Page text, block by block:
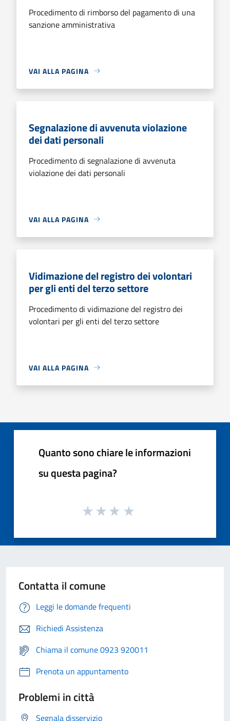
Procedimento di rimborso del pagamento di una
sanzione amministrativa
VAI ALLA PAGINA
Segnalazione di avvenuta violazione
dei dati personali
Procedimento di segnalazione di avvenuta
violazione dei dati personali
VAI ALLA PAGINA
Vidimazione del registro dei volontari
per gli enti del terzo settore
Procedimento di vidimazione del registro dei
volontari per gli enti del terzo settore
VAI ALLA PAGINA
Quanto sono chiare le informazioni
su questa pagina?
Contatta il comune
Leggi le domande frequenti
Richiedi Assistenza
Chiama il comune 0923 920011
Prenota un appuntamento
Problemi in città
Segnala disservizio